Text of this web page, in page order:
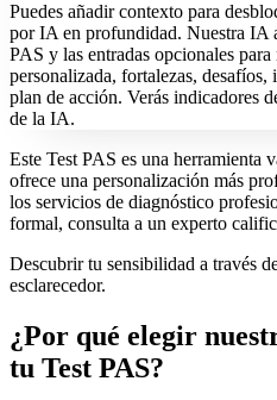
Puedes añadir contexto para
por IA en profundidad. Nuestra IA
PAS y las entradas opcionales
personalizada, fortalezas,
plan de acción. Verás indicadores
de la IA.
Este Test PAS es una herramienta
ofrece una personalización más
los servicios de diagnóstico
formal, consulta a un experto
Descubrir tu sensibilidad a través
esclarecedor.
¿Por qué elegir
tu Test PAS?